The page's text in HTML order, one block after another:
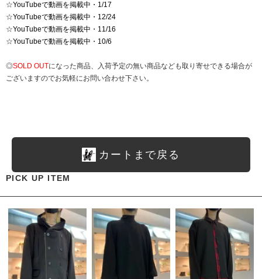
☆YouTubeで動画を掲載中・1/17
☆YouTubeで動画を掲載中・12/24
☆YouTubeで動画を掲載中・11/16
☆YouTubeで動画を掲載中・10/6
◎SOLD OUTになった商品、入荷予定の無い商品なども取り寄せできる場合が
ございますのでお気軽にお問い合わせ下さい。
カートまで戻る
PICK UP ITEM